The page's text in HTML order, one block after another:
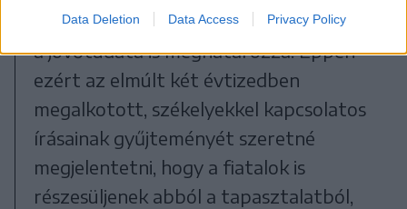
Data Deletion Data Access Privacy Policy
Hozzátette: hiszi, hogy az ember hitét
a jövőtudata is meghatározza. Éppen
ezért az elmúlt két évtizedben
megalkotott, székelyekkel kapcsolatos
írásainak gyűjteményét szeretné
megjelentetni, hogy a fiatalok is
részesüljenek abból a tapasztalatból,